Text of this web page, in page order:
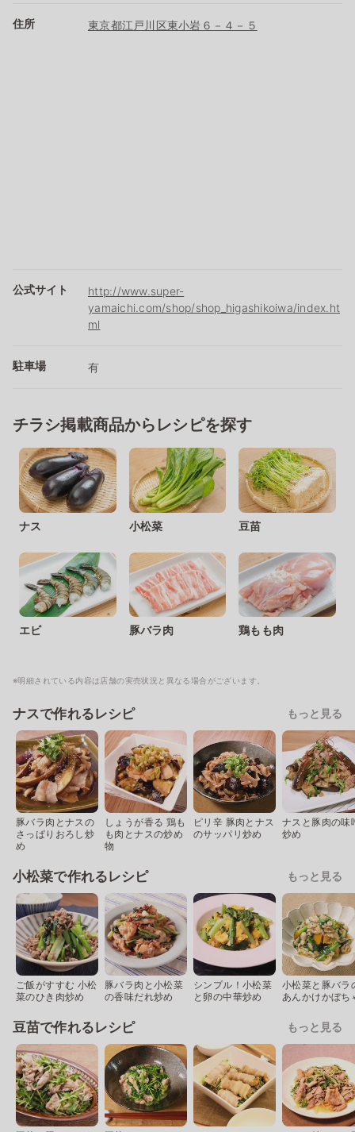
住所 東京都江戸川区東小岩６－４－５
公式サイト
http://www.super-
yamaichi.com/shop/shop_higashikoiwa/index.ht
ml
駐車場 有
チラシ掲載商品からレシピを探す
ナス 小松菜 豆苗
エビ 豚バラ肉 鶏もも肉
※明細されている内容は店舗の実売状況と異なる場合がございます。
ナスで作れるレシピ もっと見る
豚バラ肉とナスの
さっぱりおろし炒
め
しょうが香る 鶏も
も肉とナスの炒め
物
ピリ辛 豚肉とナス
のサッパリ炒め
ナスと豚肉の味
炒め
小松菜で作れるレシピ もっと見る
ご飯がすすむ 小松
菜のひき肉炒め
豚バラ肉と小松菜
の香味だれ炒め
シンプル！小松菜
と卵の中華炒め
小松菜と豚バラ
あんかけかぼち
豆苗で作れるレシピ もっと見る